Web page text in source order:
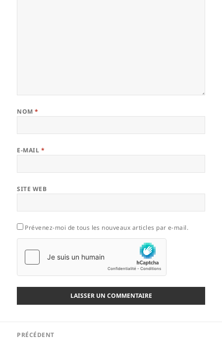
NOM*
E-MAIL *
SITE WEB
Prévenez-moi de tous les nouveaux articles par e-mail.
PRÉCÉDENT